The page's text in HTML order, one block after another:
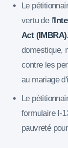
Le
vertu de l'
Act (IMBRA)
domestique,
contre les
au mariage
Le
formulaire I-
pauvreté